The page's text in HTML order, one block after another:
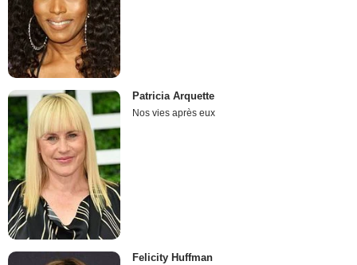
Patricia Arquette
Nos vies après eux
Felicity Huffman